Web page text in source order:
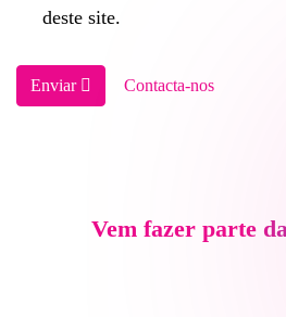
deste site.
Enviar Contacta-nos
Vem fazer parte